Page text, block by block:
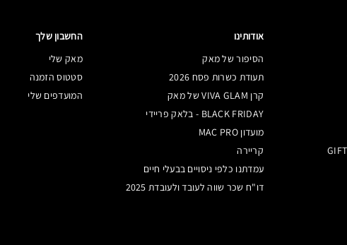
אודותינו
הסיפור של מאק
תעודת כשרות פסח 2026
קרן VIVA GLAM של מאק
BLACK FRIDAY - בלאק פריידי
מועדון MAC PRO
קריירה
עמדתנו כלפי ניסויים בבעלי חיים
דו"ח שכר שווה לעובד ולעובדת 2025
החשבון שלך
מאק שלי
סטטוס הזמנה
המועדפים שלי